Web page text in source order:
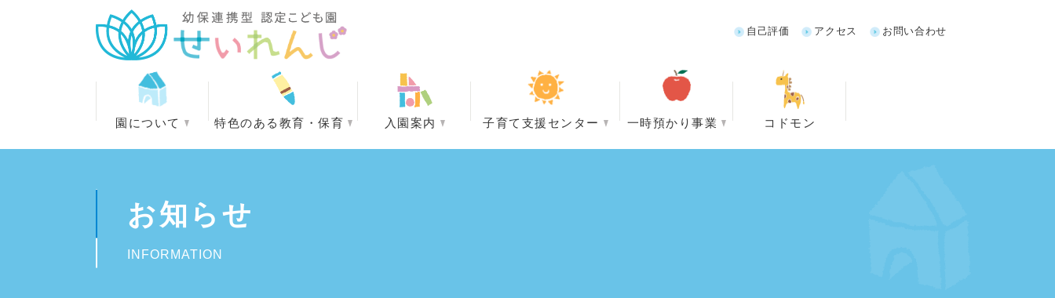
園について 特色のある教育・保育 入園案内 子育て支援センター 一時預かり事業 コドモン
自己評価 アクセス お問い合わせ
お知らせ
INFORMATION